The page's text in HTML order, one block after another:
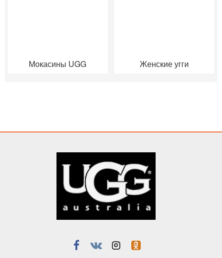
Мокасины UGG Женские угги